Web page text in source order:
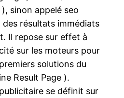
sinon appelé seo
résultats immédiats
Il repose sur effet à
sur les moteurs pour
solutions du
Result Page ).
se définit sur